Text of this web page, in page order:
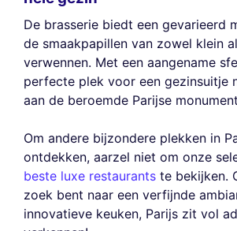
De brasserie biedt een gevarieerd
de smaakpapillen van zowel klein
verwennen. Met een aangename
perfecte plek voor een gezinsuitje
aan de beroemde Parijse
Om andere bijzondere plekken in
ontdekken, aarzel niet om onze
beste luxe restaurants te bekijken.
zoek bent naar een verfijnde
innovatieve keuken, Parijs zit vol